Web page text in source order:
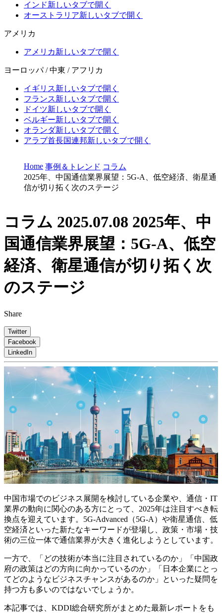
インド新しいタブで開く
オーストラリア新しいタブで開く
アメリカ
アメリカ新しいタブで開く
ヨーロッパ / 中東 / アフリカ
イギリス新しいタブで開く
フランス新しいタブで開く
ドイツ新しいタブで開く
ベルギー新しいタブで開く
オランダ新しいタブで開く
アラブ首長国連邦新しいタブで開く
Home 事例＆トレンド コラム
2025年、中国通信業界展望：5G-A、低空経済、衛星通
信が切り拓く次のステージ
コラム 2025.07.08 2025年、中
国通信業界展望：5G-A、低空
経済、衛星通信が切り拓く次
のステージ
Share
Twitter
Facebook
LinkedIn
中国市場でのビジネス展開を検討している企業や、通信・IT
業界の動向に関心のある方にとって、2025年は注目すべき転
換点を迎えています。5G-Advanced（5G-A）や衛星通信、低
空経済といった新たなキーワードが登場し、政策・市場・技
術の三位一体で通信業界が大きく進化しようとしています。
一方で、「どの技術が本当に注目されているのか」「中国政
府の政策はどの方向に向かっているのか」「日本企業にとっ
てどのようなビジネスチャンスがあるのか」といった疑問を
持つ方も多いのではないでしょうか。
本記事では、KDDI総合研究所がまとめた最新レポートをも